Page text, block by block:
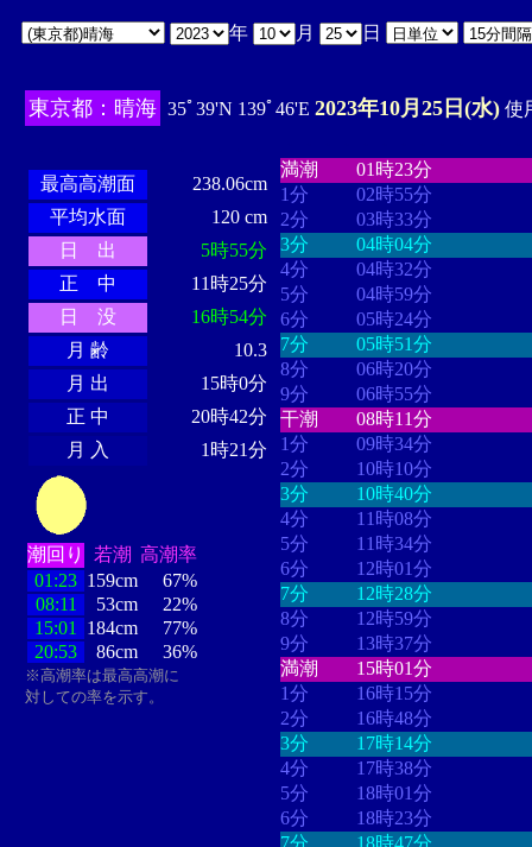
年 月 日
東京都：晴海 35ﾟ39'N 139ﾟ46'E 2023年10月25日(水) 使
最高高潮面
238.06cm
平均水面
120 cm
日 出
5時55分
正 中
11時25分
日 没
16時54分
月 齢
10.3
月 出
15時0分
正 中
20時42分
月 入
1時21分
潮回り 若潮 高潮率
01:23 159cm
67%
08:11
53cm
22%
15:01
184cm
77%
20:53
86cm 36%
※高潮率は最高高潮に
対しての率を示す。
満潮
01時23分
1分
02時55分
2分
03時33分
3分
04時04分
4分
04時32分
5分
04時59分
6分
05時24分
7分
05時51分
8分
06時20分
9分
06時55分
干潮
08時11分
1分
09時34分
2分
10時10分
3分
10時40分
4分
11時08分
5分
11時34分
6分
12時01分
7分
12時28分
8分
12時59分
9分
13時37分
満潮
15時01分
1分
16時15分
2分
16時48分
3分
17時14分
4分
17時38分
5分
18時01分
6分
18時23分
7分
18時47分